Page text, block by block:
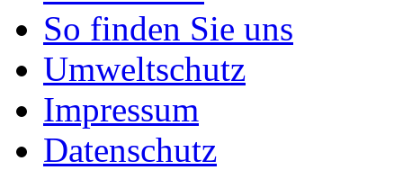
So finden Sie uns
Umweltschutz
Impressum
Datenschutz